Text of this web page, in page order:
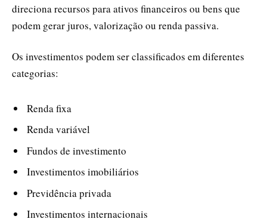
direciona recursos para ativos financeiros ou bens que
podem gerar juros, valorização ou renda passiva.
Os investimentos podem ser classificados em diferentes
categorias:
Renda fixa
Renda variável
Fundos de investimento
Investimentos imobiliários
Previdência privada
Investimentos internacionais